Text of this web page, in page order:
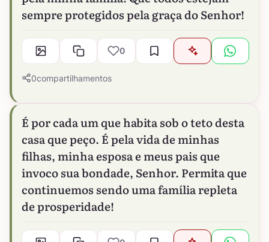
sempre protegidos pela graça do Senhor!
0
0compartilhamentos
É por cada um que habita sob o teto desta
casa que peço. É pela vida de minhas
filhas, minha esposa e meus pais que
invoco sua bondade, Senhor. Permita que
continuemos sendo uma família repleta
de prosperidade!